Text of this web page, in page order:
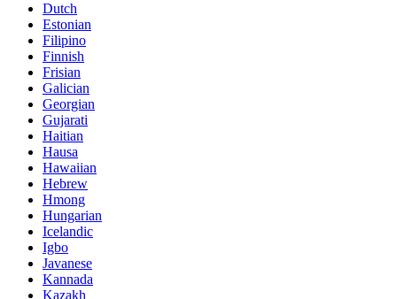
Dutch
Estonian
Filipino
Finnish
Frisian
Galician
Georgian
Gujarati
Haitian
Hausa
Hawaiian
Hebrew
Hmong
Hungarian
Icelandic
Igbo
Javanese
Kannada
Kazakh